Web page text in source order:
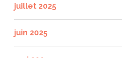
juillet 2025
juin 2025